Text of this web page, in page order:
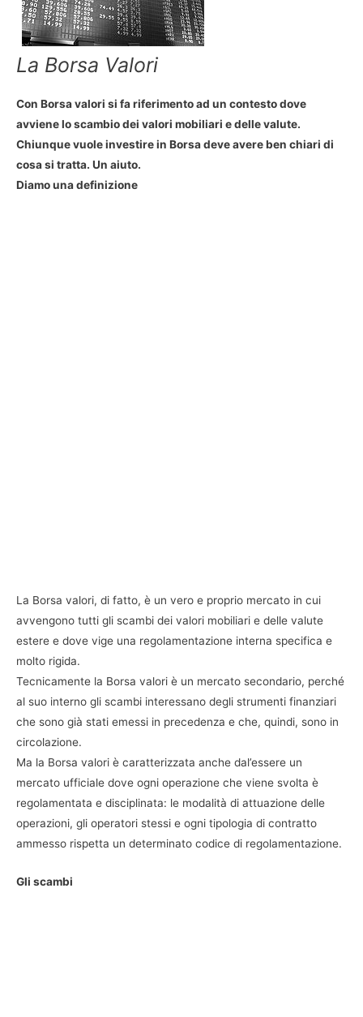
La Borsa Valori
Con Borsa valori si fa riferimento ad un contesto dove
avviene lo scambio dei valori mobiliari e delle valute.
Chiunque vuole investire in Borsa deve avere ben chiari di
cosa si tratta. Un aiuto.
Diamo una definizione
La Borsa valori, di fatto, è un vero e proprio mercato in cui
avvengono tutti gli scambi dei valori mobiliari e delle valute
estere e dove vige una regolamentazione interna specifica e
molto rigida.
Tecnicamente la Borsa valori è un mercato secondario, perché
al suo interno gli scambi interessano degli strumenti finanziari
che sono già stati emessi in precedenza e che, quindi, sono in
circolazione.
Ma la Borsa valori è caratterizzata anche dal’essere un
mercato ufficiale dove ogni operazione che viene svolta è
regolamentata e disciplinata: le modalità di attuazione delle
operazioni, gli operatori stessi e ogni tipologia di contratto
ammesso rispetta un determinato codice di regolamentazione.
Gli scambi